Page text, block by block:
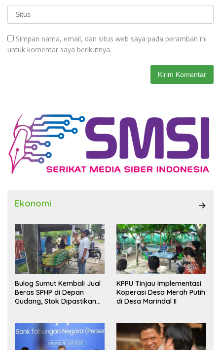
Simpan nama, email, dan situs web saya pada peramban ini
untuk komentar saya berikutnya.
Ekonomi
Bulog Sumut Kembali Jual
Beras SPHP di Depan
Gudang, Stok Dipastikan
KPPU Tinjau Implementasi
Koperasi Desa Merah Putih
di Desa Marindal II